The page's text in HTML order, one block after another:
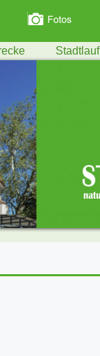
Stadtlauf